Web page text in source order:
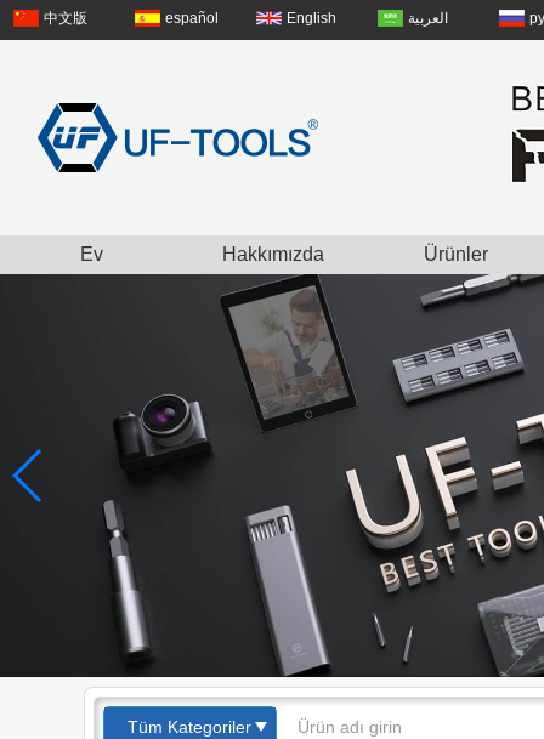
中文版 español English العربية
Ev Hakkımızda Ürünler
Tüm Kategoriler